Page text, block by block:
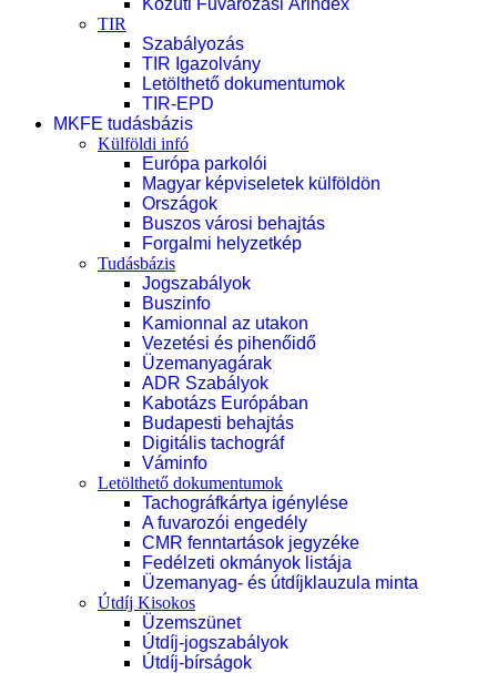
Közúti Fuvarozási Árindex
TIR
Szabályozás
TIR Igazolvány
Letölthető dokumentumok
TIR-EPD
MKFE tudásbázis
Külföldi infó
Európa parkolói
Magyar képviseletek külföldön
Országok
Buszos városi behajtás
Forgalmi helyzetkép
Tudásbázis
Jogszabályok
Buszinfo
Kamionnal az utakon
Vezetési és pihenőidő
Üzemanyagárak
ADR Szabályok
Kabotázs Európában
Budapesti behajtás
Digitális tachográf
Váminfo
Letölthető dokumentumok
Tachográfkártya igénylése
A fuvarozói engedély
CMR fenntartások jegyzéke
Fedélzeti okmányok listája
Üzemanyag- és útdíjklauzula minta
Útdíj Kisokos
Üzemszünet
Útdíj-jogszabályok
Útdíj-bírságok